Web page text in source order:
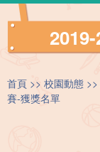
首頁 校園動態
賽-獲獎名單